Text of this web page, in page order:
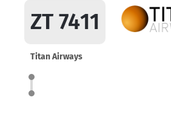
ZT 7411
Titan Airways